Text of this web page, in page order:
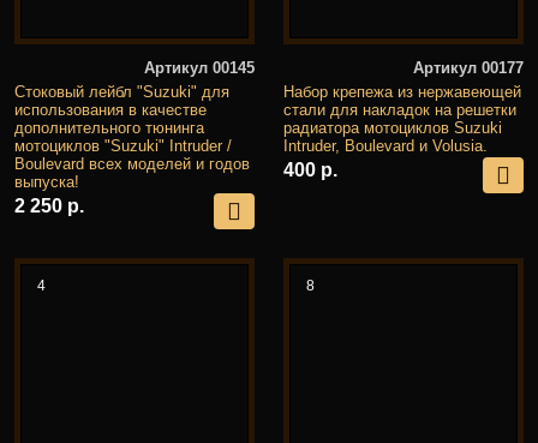
Артикул 00145
Стоковый лейбл "Suzuki" для
использования в качестве
дополнительного тюнинга
мотоциклов "Suzuki" Intruder /
Boulevard всех моделей и годов
выпуска!
2 250 р.
Артикул 00177
Набор крепежа из нержавеющей
стали для накладок на решетки
радиатора мотоциклов Suzuki
Intruder, Boulevard и Volusia.
400 р.
4 8